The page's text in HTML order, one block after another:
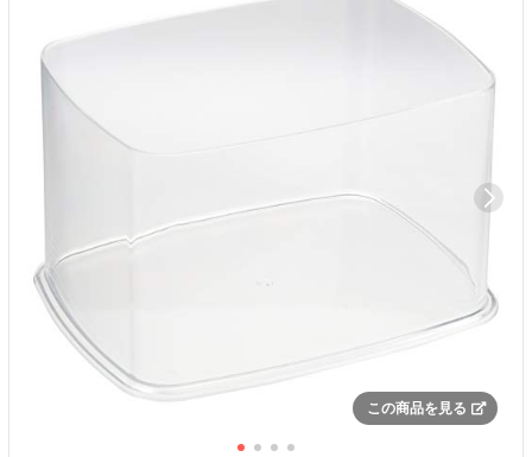
この商品を見る